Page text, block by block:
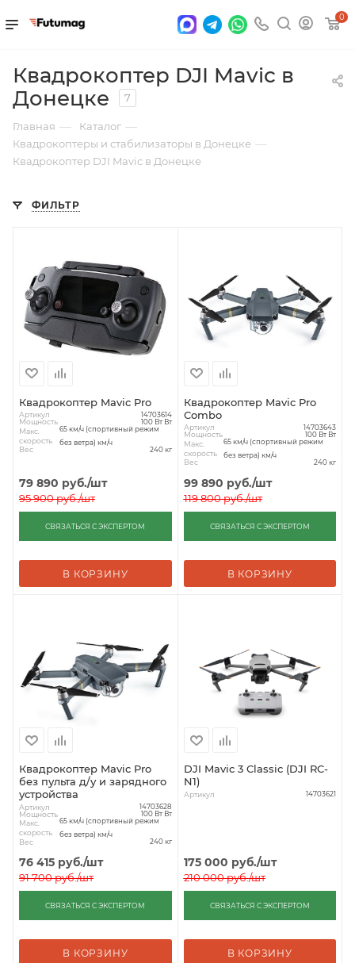
0
Квадрокоптер DJI Mavic в
Донецке
7
Главная — Каталог —
Квадрокоптеры и стабилизаторы в Донецке —
Квадрокоптер DJI Mavic в Донецке
ФИЛЬТР
Квадрокоптер Mavic Pro
Артикул 14703614
Мощность 100 Вт Вт
Макс.
скорость
65 км/ч (спортивный режим
без ветра) км/ч
Вес 240 кг
79 890 руб./шт
95 900руб./шт
СВЯЗАТЬСЯ С ЭКСПЕРТОМ
В КОРЗИНУ
Квадрокоптер Mavic Pro
Combo
Артикул 14703643
Мощность 100 Вт Вт
Макс.
скорость
65 км/ч (спортивный режим
без ветра) км/ч
Вес 240 кг
99 890 руб./шт
119 800руб./шт
СВЯЗАТЬСЯ С ЭКСПЕРТОМ
В КОРЗИНУ
Квадрокоптер Mavic Pro
без пульта д/у и зарядного
устройства
Артикул 14703628
Мощность 100 Вт Вт
Макс.
скорость
65 км/ч (спортивный режим
без ветра) км/ч
Вес 240 кг
76 415 руб./шт
91 700руб./шт
СВЯЗАТЬСЯ С ЭКСПЕРТОМ
В КОРЗИНУ
DJI Mavic 3 Classic (DJI RC-
N1)
Артикул 14703621
175 000 руб./шт
210 000руб./шт
СВЯЗАТЬСЯ С ЭКСПЕРТОМ
В КОРЗИНУ